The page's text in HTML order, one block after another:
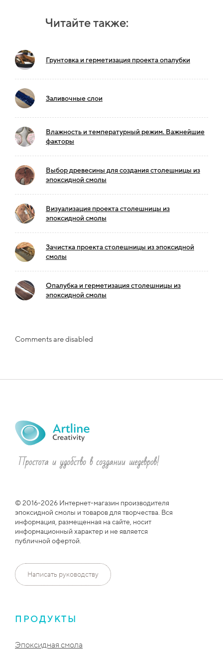
Читайте также:
Грунтовка и герметизация проекта опалубки
Заливочные слои
Влажность и температурный режим. Важнейшие
факторы
Выбор древесины для создания столешницы из
эпоксидной смолы
Визуализация проекта столешницы из
эпоксидной смолы
Зачистка проекта столешницы из эпоксидной
смолы
Опалубка и герметизация столешницы из
эпоксидной смолы
Comments are disabled
© 2016-2026 Интернет-магазин производителя
эпоксидной смолы и товаров для творчества. Вся
информация, размещенная на сайте, носит
информационный характер и не является
публичной офертой.
Написать руководству
ПРОДУКТЫ
Эпоксидная смола